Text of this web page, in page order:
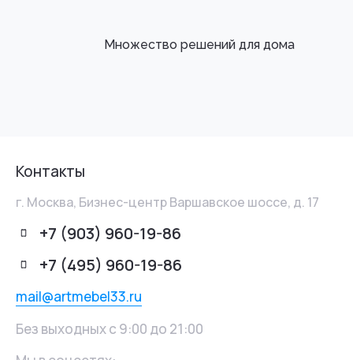
Множество решений для дома
Контакты
г. Москва, Бизнес-центр Варшавское шоссе, д. 17
+7 (903) 960-19-86
+7 (495) 960-19-86
mail@artmebel33.ru
Без выходных с 9:00 до 21:00